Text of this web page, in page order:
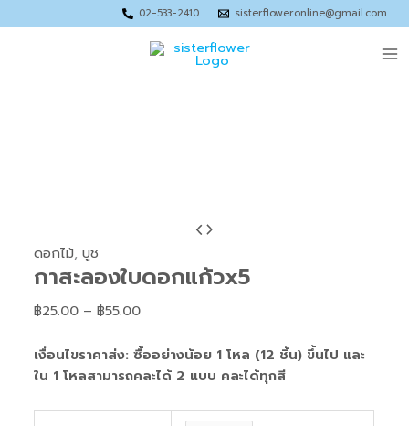
to
02-533-2410 sisterfloweronline@gmail.com
ดอกไม้,บูช
กาสะลองใบดอกแก้วx5
฿25.00 – ฿55.00
฿25.00
฿55.00
เงื่อนไขราคาส่ง: ซื้ออย่างน้อย 1 โหล (12 ชิ้น) ขึ้นไป และ
ใน 1 โหลสามารถคละได้ 2 แบบ คละได้ทุกสี
กาสะ
ลอง
ดอก
ชิ้น
Price
range:
฿75.00
through
Price
range:
฿80.00
through
Price
range:
฿120.00
through
Price
range:
฿110.00
through